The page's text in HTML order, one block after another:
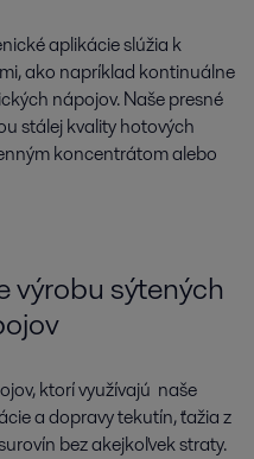
aplikácie slúžia k
ako napríklad kontinuálne
nápojov. Naše presné
stálej kvality hotových
koncentrátom alebo
výrobu sýtených
ktorí využívajú naše
a dopravy tekutín, ťažia z
bez akejkoľvek straty.